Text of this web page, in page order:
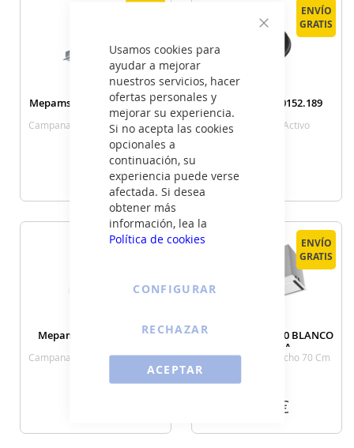
Cerrar
Usamos cookies para
ayudar a mejorar
nuestros servicios, hacer
ofertas personales y
mejorar su experiencia.
Si no acepta las cookies
opcionales a
continuación, su
experiencia puede verse
afectada. Si desea
obtener más
información, lea la
Política de cookies
ACEPTAR
CONFIGURAR
RECHAZAR
Mepamsa DISCRET 60 INOX
Campana Integrable Ancho 60
VER DETALLE
349
€
ENVÍO
GRATIS
Mepamsa 112.0152.189
Filtro Carbon Activo
ENVÍO
Mepamsa STILO NEO 60
Campana Chimenea Ancho 60
ENVÍO
GRATIS
Mepamsa IRUN 70 BLANCO
MEPAMSA
Grupo Filtrante Ancho 70 Cm
399€